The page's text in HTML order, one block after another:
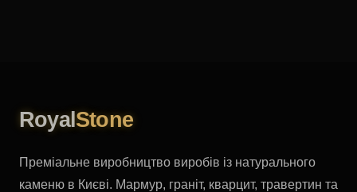
Royal Stone
Преміальне виробництво виробів із натурального
каменю в Києві. Мармур, граніт, кварцит, травертин та